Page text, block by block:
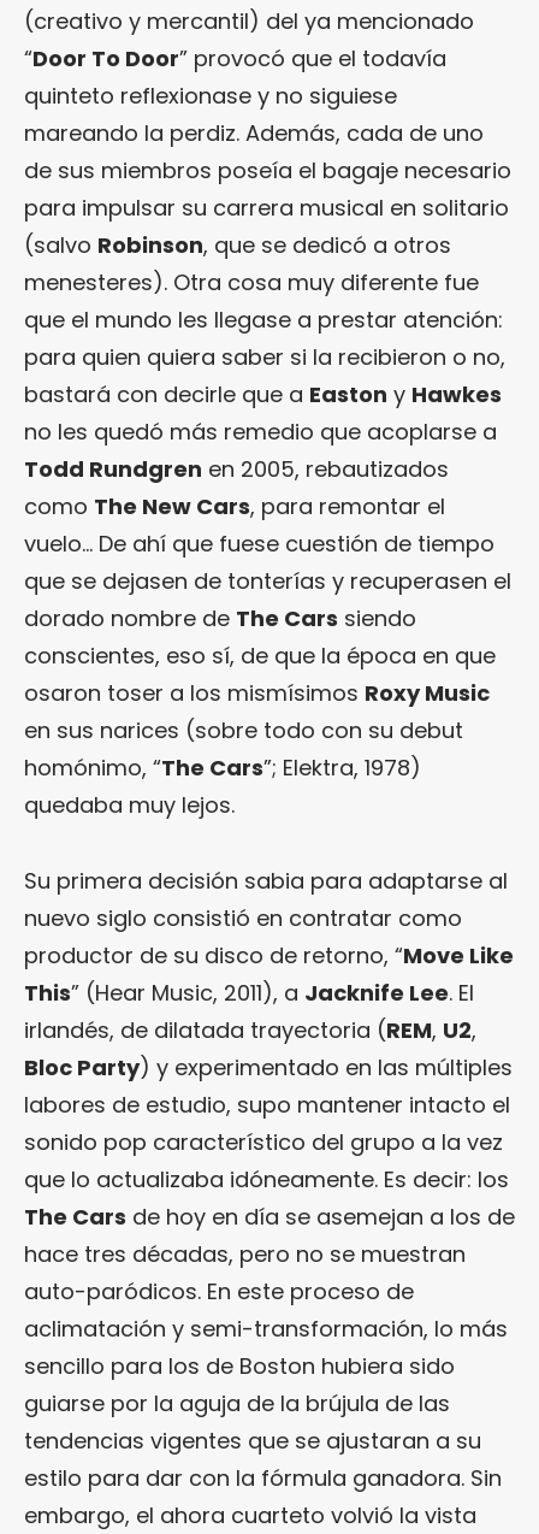
(creativo y mercantil) del ya mencionado
“Door To Door” provocó que el todavía
quinteto reflexionase y no siguiese
mareando la perdiz. Además, cada de uno
de sus miembros poseía el bagaje necesario
para impulsar su carrera musical en solitario
(salvo Robinson, que se dedicó a otros
menesteres). Otra cosa muy diferente fue
que el mundo les llegase a prestar atención:
para quien quiera saber si la recibieron o no,
bastará con decirle que a Easton y Hawkes
no les quedó más remedio que acoplarse a
Todd Rundgren en 2005, rebautizados
como The New Cars, para remontar el
vuelo… De ahí que fuese cuestión de tiempo
que se dejasen de tonterías y recuperasen el
dorado nombre de The Cars siendo
conscientes, eso sí, de que la época en que
osaron toser a los mismísimos Roxy Music
en sus narices (sobre todo con su debut
homónimo, “The Cars”; Elektra, 1978)
quedaba muy lejos.
Su primera decisión sabia para adaptarse al
nuevo siglo consistió en contratar como
productor de su disco de retorno, “Move Like
This” (Hear Music, 2011), a Jacknife Lee. El
irlandés, de dilatada trayectoria (REM, U2,
Bloc Party) y experimentado en las múltiples
labores de estudio, supo mantener intacto el
sonido pop característico del grupo a la vez
que lo actualizaba idóneamente. Es decir: los
The Cars de hoy en día se asemejan a los de
hace tres décadas, pero no se muestran
auto-paródicos. En este proceso de
aclimatación y semi-transformación, lo más
sencillo para los de Boston hubiera sido
guiarse por la aguja de la brújula de las
tendencias vigentes que se ajustaran a su
estilo para dar con la fórmula ganadora. Sin
embargo, el ahora cuarteto volvió la vista